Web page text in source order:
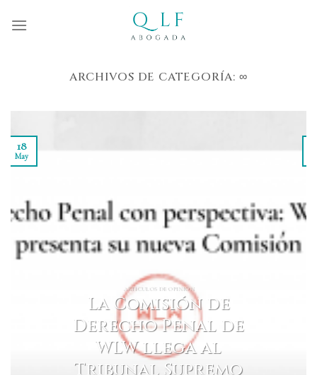
ARCHIVOS DE CATEGORÍA: ∞
ARTÍCULOS DE OPINIÓN
La Comisión de
Derecho Penal de
WLW llega al
Tribunal Supremo
18
May